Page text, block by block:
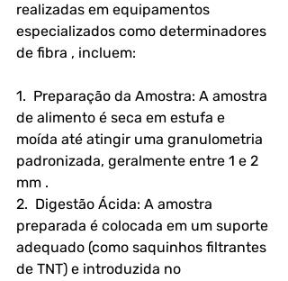
realizadas em equipamentos
especializados como determinadores
de fibra , incluem:
1.  Preparação da Amostra: A amostra
de alimento é seca em estufa e
moída até atingir uma granulometria
padronizada, geralmente entre 1 e 2
mm .
2.  Digestão Ácida: A amostra
preparada é colocada em um suporte
adequado (como saquinhos filtrantes
de TNT) e introduzida no